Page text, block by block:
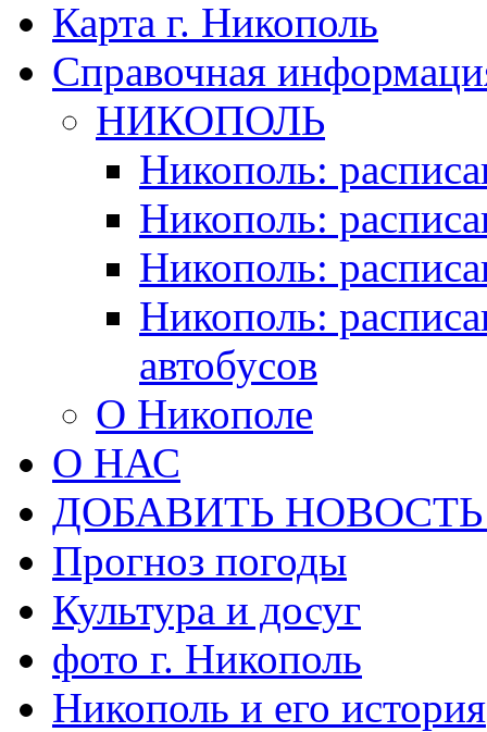
Карта г. Никополь
Справочная
НИКОПОЛЬ
Никополь:
Никополь:
Никополь:
Никополь:
автобусов
О Никополе
О НАС
ДОБАВИТЬ
Прогноз погоды
Культура и досуг
фото г. Никополь
Никополь и его история